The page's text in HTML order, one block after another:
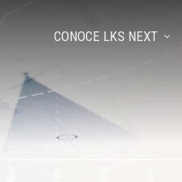
CONOCE LKS NEXT